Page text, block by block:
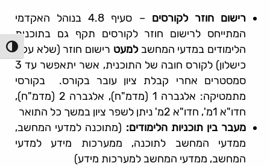
הפעל/
רישום חוזר לקורסים
– סעיף 4.8 בנוהל האקדמי
המתייחס לרישום חוזר לקורסים תקף גם בתוכנית
הלימודים במדעי המחשבלמעט רישום חוזר (שלא עקב
כישלון) לקורס חובה של התוכנית, אשר יתאפשר עד 3
סמסטרים אחרי קבלת ציון עובר בקורס. בקורסי
מתמטיקה: אלגברה 1 (מדמ"ח), אלגברה 2 (מדמ"ח),
חדו"א 1מ', חדו"א 2מ' ניתן לשפר ציון במשך כל התואר
מעבר בין תוכניות הלימודים: (מתוכנה למדעי המחשב,
ממדעי המחשב לתוכנה, ממערכות מידע למדעי
המחשב, ממדעי המחשב למערכות מידע)